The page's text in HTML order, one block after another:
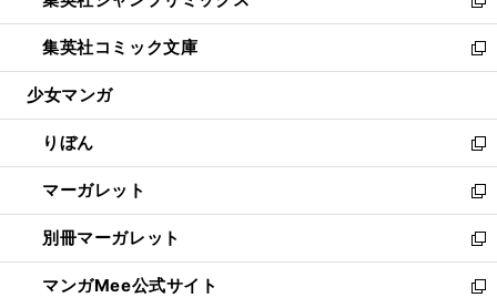
開
く
ウ
で
開
ン
ド
ウ
開
く
ウ
ィ
ン
ウ
で
開
く
新
し
い
ウ
ン
ド
ウ
で
開
く
集英社コミック文庫
新
し
ウ
ィ
ン
ド
ウ
で
開
く
少女マンガ
りぼん
新
し
い
ウ
ィ
ン
ド
マーガレット
新
し
い
ウ
ィ
別冊マーガレット
新
し
い
マンガMee公式サイト
新